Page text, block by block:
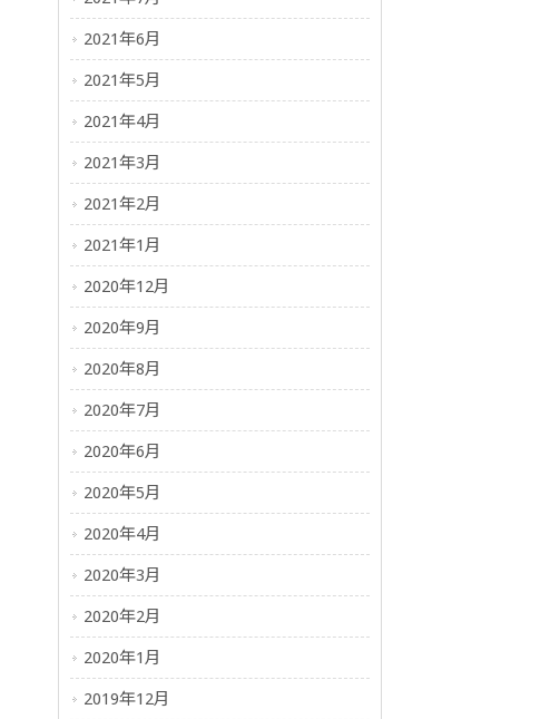
2021年6月
2021年5月
2021年4月
2021年3月
2021年2月
2021年1月
2020年12月
2020年9月
2020年8月
2020年7月
2020年6月
2020年5月
2020年4月
2020年3月
2020年2月
2020年1月
2019年12月